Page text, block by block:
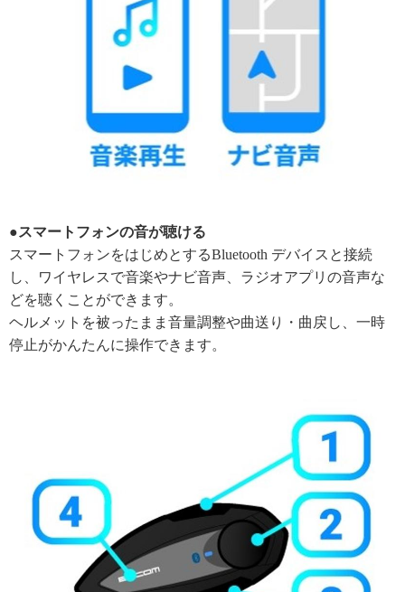
●スマートフォンの音が聴ける
スマートフォンをはじめとするBluetooth デバイスと接続
し、ワイヤレスで音楽やナビ音声、ラジオアプリの音声な
どを聴くことができます。
ヘルメットを被ったまま音量調整や曲送り・曲戻し、一時
停止がかんたんに操作できます。